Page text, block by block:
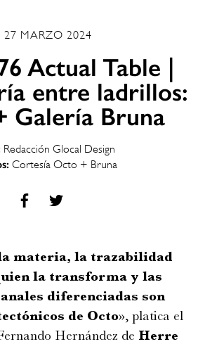
27 MARZO 2024
Actual Table |
entre ladrillos:
Galería Bruna
Redacción Glocal Design
Cortesía Octo + Bruna
materia, la trazabilidad
la transforma y las
diferenciadas son
de Octo», platica el
Hernández de Herre